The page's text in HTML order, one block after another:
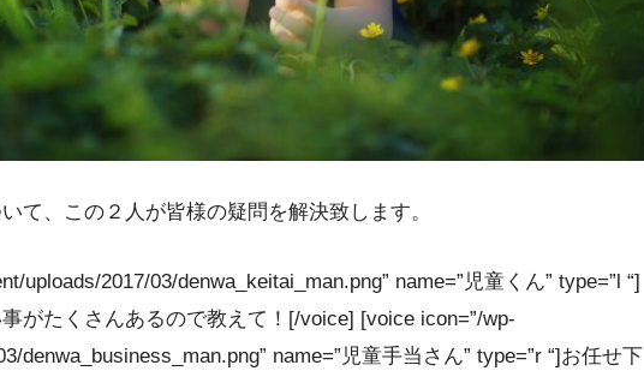
て、この２人が皆様の疑問を解決致します。
uploads/2017/03/denwa_keitai_man.png” name=”児童くん” type=”l “]
がたくさんあるので教えて！[/voice] [voice icon=”/wp-
denwa_business_man.png” name=”児童手当さん” type=”r “]お任せ下